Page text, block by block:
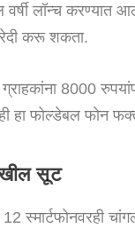
वर्षी लॉन्च
करू शकता.
8000
हा फोल्डेबल फोन
सूट
स्मार्टफोनवरही